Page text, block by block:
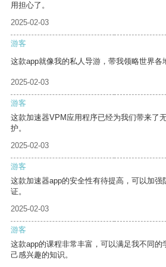
用担心了。
2025-02-03
游客
这款app就像我的私人导游，带我领略世界各
2025-02-03
游客
这款加速器VPM应用程序已经为我们带来了
护。
2025-02-03
游客
这款加速器app的安全性有待提高，可以加
证。
2025-02-03
游客
这款app的课程非常丰富，可以满足我不同的
己感兴趣的知识。